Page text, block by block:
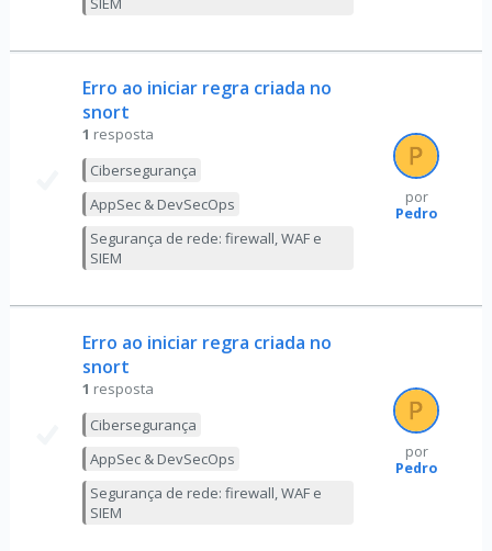
Erro ao iniciar regra criada no
snort
1 resposta
Cibersegurança
AppSec & DevSecOps
Segurança de rede: firewall, WAF e
SIEM
por
Pedro
Erro ao iniciar regra criada no
snort
1 resposta
Cibersegurança
AppSec & DevSecOps
Segurança de rede: firewall, WAF e
SIEM
por
Pedro